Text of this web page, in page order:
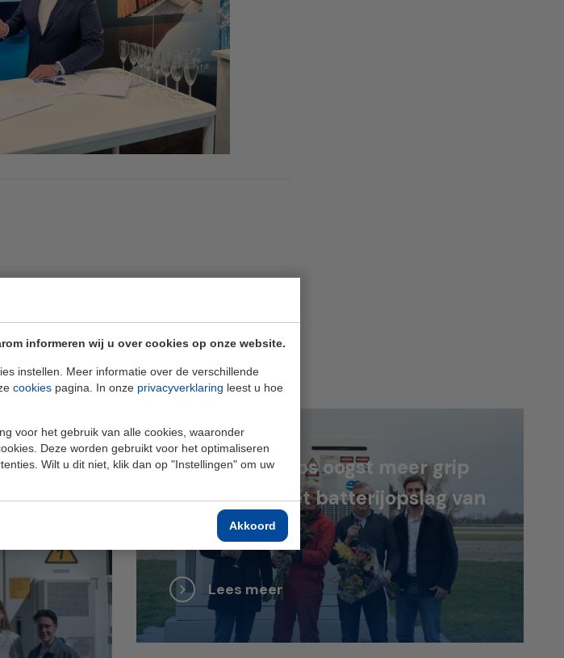
informeren wij u over cookies op onze website.
instellen. Meer informatie over de verschillende
cookies pagina. In onze privacyverklaring leest u hoe
voor het gebruik van alle cookies, waaronder
Deze worden gebruikt voor het optimaliseren
Wilt u dit niet, klik dan op "Instellingen" om uw
Akkoord
Gebroeders Kos oogst meer grip
op energie met batterijopslag van
ELINEX
Lees meer